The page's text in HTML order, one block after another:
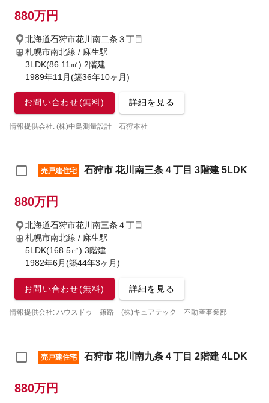
880万円
北海道石狩市花川南二条３丁目
札幌市南北線 / 麻生駅
3LDK(86.11㎡) 2階建
1989年11月(築36年10ヶ月)
お問い合わせ(無料) 詳細を見る
情報提供会社: (株)中島測量設計 石狩本社
売戸建住宅 石狩市 花川南三条４丁目 3階建 5LDK
880万円
北海道石狩市花川南三条４丁目
札幌市南北線 / 麻生駅
5LDK(168.5㎡) 3階建
1982年6月(築44年3ヶ月)
お問い合わせ(無料) 詳細を見る
情報提供会社: ハウスドゥ 篠路 (株)キュアテック 不動産事業部
売戸建住宅 石狩市 花川南九条４丁目 2階建 4LDK
880万円